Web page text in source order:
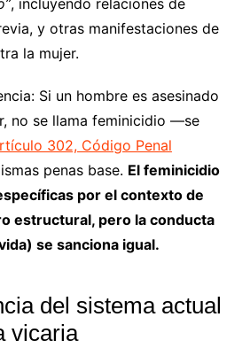
, incluyendo relaciones de
y otras manifestaciones de
la mujer.
Si un hombre es asesinado
no se llama feminicidio —se
302, Código Penal
penas base. El feminicidio
por el contexto de
estructural, pero la conducta
se sanciona igual.
del sistema actual
vicaria